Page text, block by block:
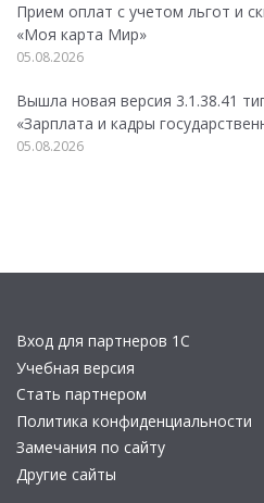
Прием оплат с учетом льгот и
«Моя карта Мир»
05.08.2026
Вышла новая версия 3.1.38.41
«Зарплата и кадры
05.08.2026
Вход для партнеров 1С
Учебная версия
Стать партнером
Политика конфиденциальности
Замечания по сайту
Другие сайты